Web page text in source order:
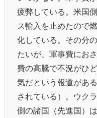
疲弊している。米国
ス輸入を止めたので
化している。その分
たいが、軍事費にお
費の高騰で不況がひ
気だという報道があ
されている）。ウク
側の諸国（先進国）